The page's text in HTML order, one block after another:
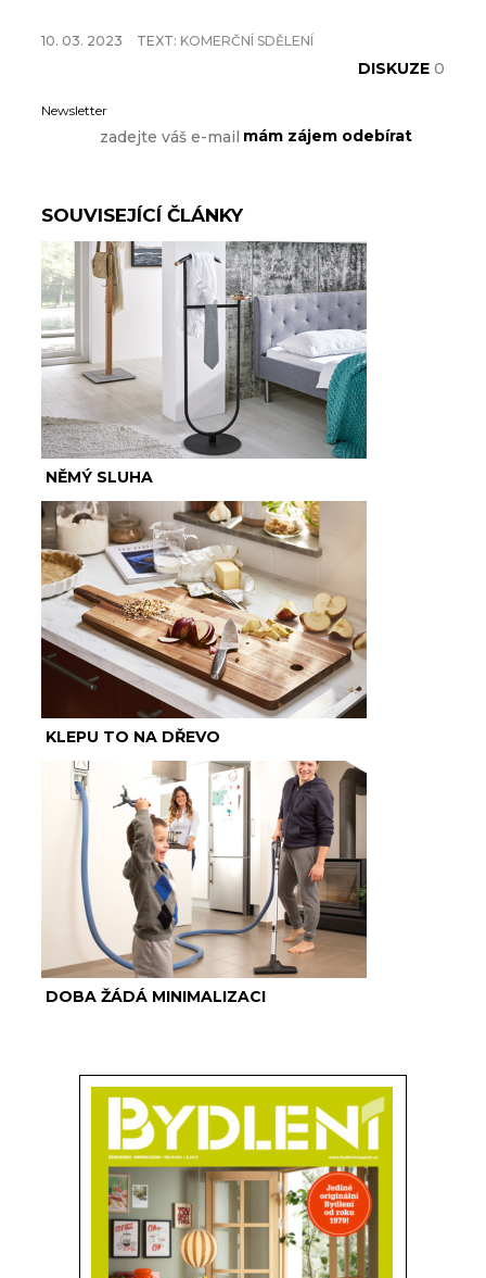
10. 03. 2023 TEXT: KOMERČNÍ SDĚLENÍ
DISKUZE 0
Newsletter
SOUVISEJÍCÍ ČLÁNKY
NĚMÝ SLUHA
KLEPU TO NA DŘEVO
DOBA ŽÁDÁ MINIMALIZACI